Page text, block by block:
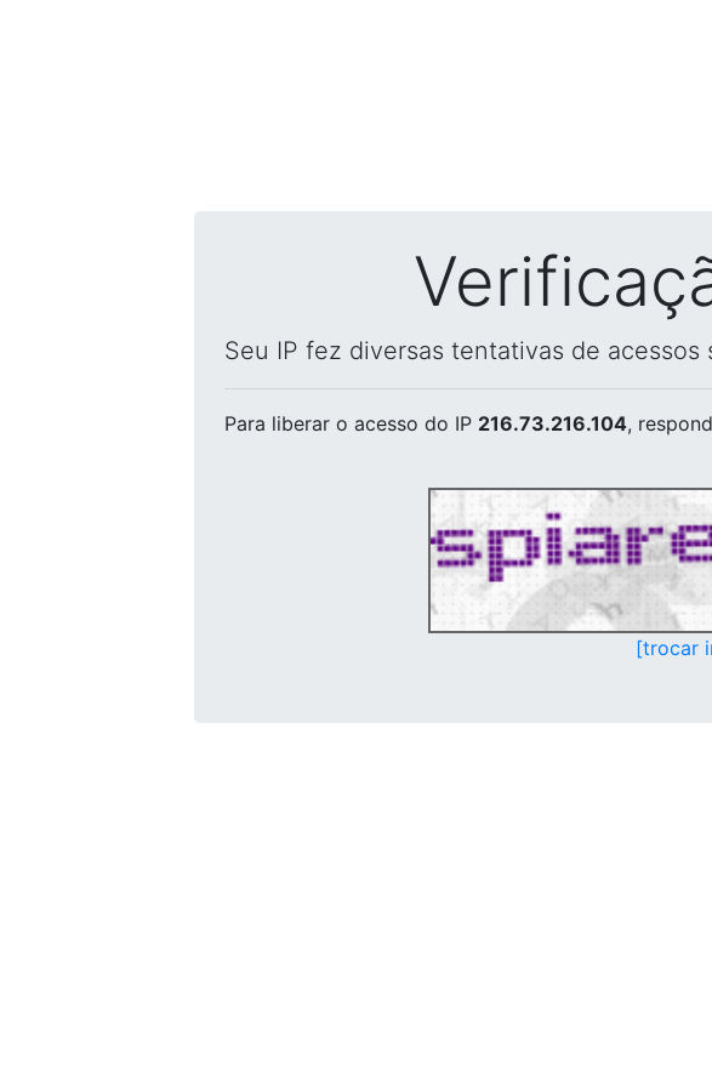
Seu IP fez diversas tentativas de
Para liberar o acesso do IP 216.73.216.104,
[trocar